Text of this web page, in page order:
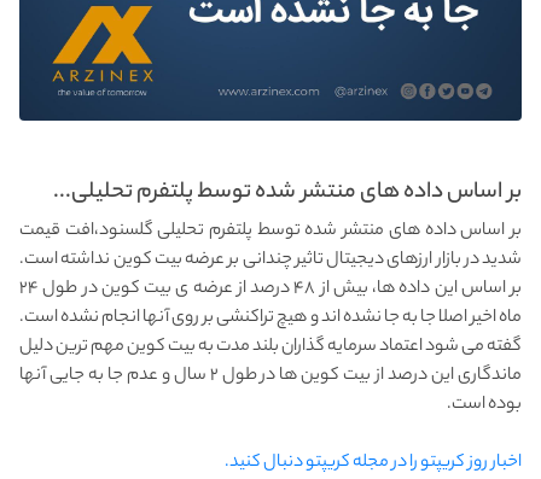
بر اساس داده‌ های منتشر شده توسط پلتفرم تحلیلی...
بر اساس داده‌ های منتشر شده توسط پلتفرم تحلیلی گلسنود،افت قیمت
شدید در بازار ارزهای دیجیتال تاثیر چندانی بر عرضه بیت کوین نداشته است.
بر اساس این داده ها، بیش از ۴۸ درصد از عرضه ی بیت کوین در طول ۲۴
ماه اخیر اصلا جا به جا نشده اند و هیچ تراکنشی بر روی آنها انجام نشده است.
گفته می شود اعتماد سرمایه گذاران بلند مدت به بیت کوین مهم ترین دلیل
ماندگاری این درصد از بیت کوین ها در طول ۲ سال و عدم جا به جایی آنها
بوده است.
اخبار روز کریپتو را در مجله کریپتو دنبال کنید.